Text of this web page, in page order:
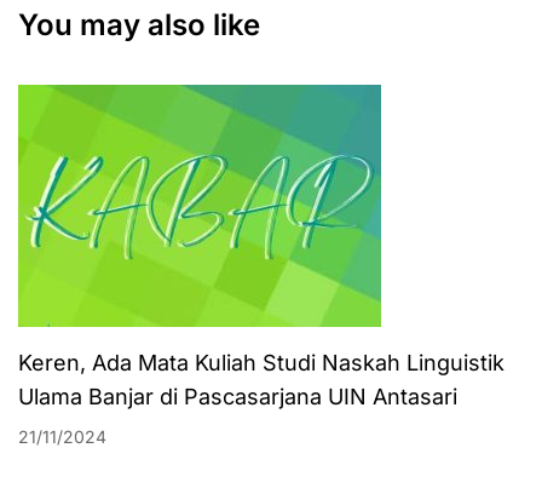
Raya
You may also like
Keren, Ada Mata Kuliah Studi Naskah Linguistik
Ulama Banjar di Pascasarjana UIN Antasari
21/11/2024